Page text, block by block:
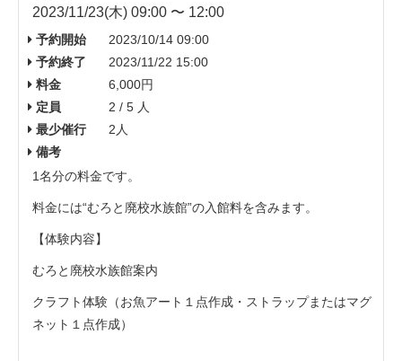
2023/11/23(木) 09:00 〜 12:00
予約開始
2023/10/14 09:00
予約終了
2023/11/22 15:00
料金
6,000円
定員
2 / 5 人
最少催行
2人
備考
1名分の料金です。
料金には“むろと廃校水族館”の入館料を含みます。
【体験内容】
むろと廃校水族館案内
クラフト体験（お魚アート１点作成・ストラップまたはマグ
ネット１点作成）